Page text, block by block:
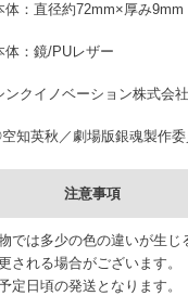
体：直径約72mm×厚み9mm
体：鏡/PUレザー
ンクイノベーション株式会社
知英秋／劇場版銀魂製作委
注意事項
では多少の色の違いが生じ
される場合がございます。
定日頃の発送となります。